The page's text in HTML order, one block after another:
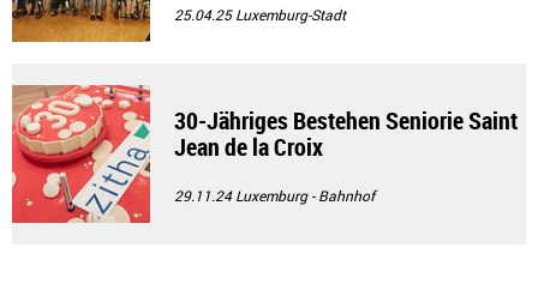
25.04.25Luxemburg-Stadt
30-Jähriges Bestehen Seniorie Saint
Jean de la Croix
29.11.24Luxemburg - Bahnhof